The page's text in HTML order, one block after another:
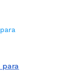
para